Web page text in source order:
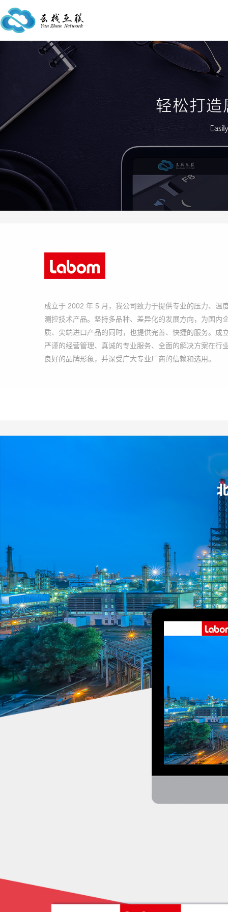
成立于 2002 年 5 月，我公司致力于提供专业的压力、温
测控技术产品。坚持多品种、差异化的发展方向，为国内
质、尖端进口产品的同时，也提供完善、快捷的服务。成
严谨的经营管理、真诚的专业服务、全面的解决方案在行
良好的品牌形象，并深受广大专业厂商的信赖和选用。